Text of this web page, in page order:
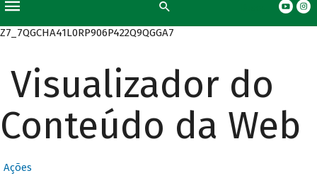
Z7_7QGCHA41L0RP906P422Q9QGGA7
Visualizador do
Conteúdo da Web
Ações